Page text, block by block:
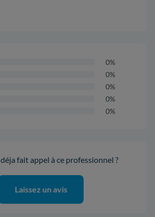
0%
0%
0%
0%
0%
fait appel à ce professionnel ?
Laissez un avis